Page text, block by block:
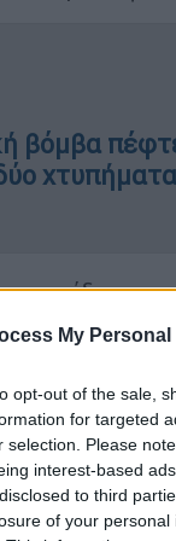
My
opt-out of the sale,
for targeted
selection. Please
interest-based
to third
of your personal
βόμβα
χτυπήματα
την
νέες
της
κέρδισε
πια ταινία
Ρομάν
των